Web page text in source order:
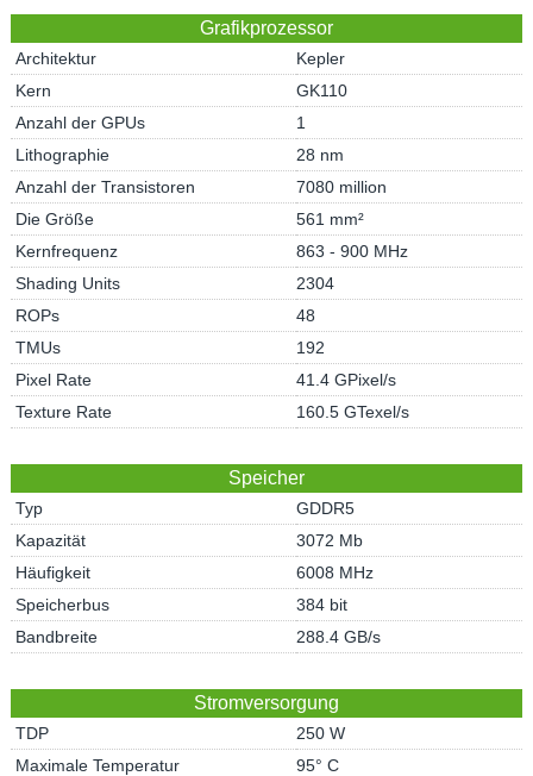
Grafikprozessor
Architektur
Kepler
Kern
GK110
Anzahl der GPUs
1
Lithographie
28 nm
Anzahl der Transistoren
7080 million
Die Größe
561 mm²
Kernfrequenz
863 - 900 MHz
Shading Units
2304
ROPs
48
TMUs
192
Pixel Rate
41.4 GPixel/s
Texture Rate
160.5 GTexel/s
Speicher
Typ
GDDR5
Kapazität
3072 Mb
Häufigkeit
6008 MHz
Speicherbus
384 bit
Bandbreite
288.4 GB/s
Stromversorgung
TDP
250 W
Maximale Temperatur
95° C